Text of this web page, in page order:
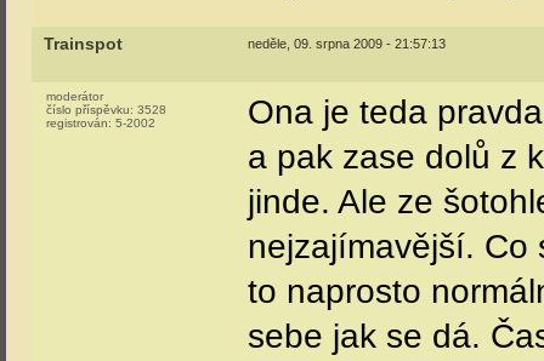
Trainspot neděle, 09. srpna 2009 - 21:57:13
moderátor
číslo příspěvku: 3528
registrován: 5-2002
Ona je teda
a pak zase dolů z
jinde. Ale ze
nejzajímavější. Co
to naprosto
sebe jak se dá.